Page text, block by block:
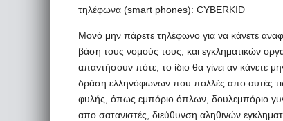
τηλέφωνα (smart phones): CYBERΚΙD
Μονό μην πάρετε τηλέφωνο για να κάνετε
βάση τους νομούς τους, και εγκληματικών
απαντήσουν πότε, το ίδιο θα γίνει αν κάνετε
δράση ελληνόφωνων που πολλές απο αυτές τις
φυλής, όπως εμπόριο όπλων, δουλεμπόριο
απο σατανιστές, διεύθυνση αληθινών